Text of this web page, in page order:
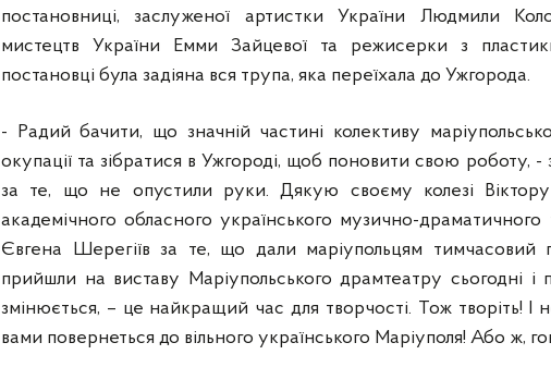
постановниці, заслуженої артистки України Людмили
мистецтв України Емми Зайцевої та режисерки з
постановці була задіяна вся трупа, яка переїхала до Ужгорода.
- Радий бачити, що значній частині колективу
окупації та зібратися в Ужгороді, щоб поновити свою
за те, що не опустили руки. Дякую своєму колезі Віктору
академічного обласного українського музично-
Євгена Шерегіїв за те, що дали маріупольцям тимчасовий
прийшли на виставу Маріупольського драмтеатру сьогодні
змінюється, – це найкращий час для творчості. Тож творіть! І
вами повернеться до вільного українського Маріуполя! Або ж,